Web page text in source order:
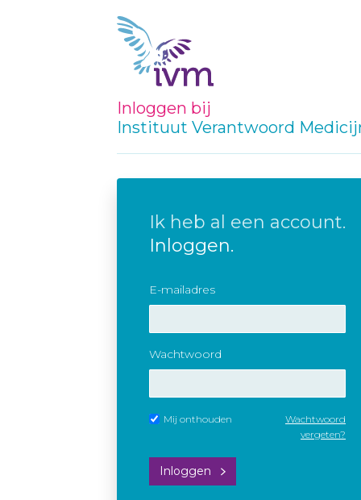
Inloggen bij
Instituut Verantwoord
Ik heb al een account.
Inloggen.
E-mailadres
Wachtwoord
Mij onthouden
Wachtwoord
vergeten?
Inloggen